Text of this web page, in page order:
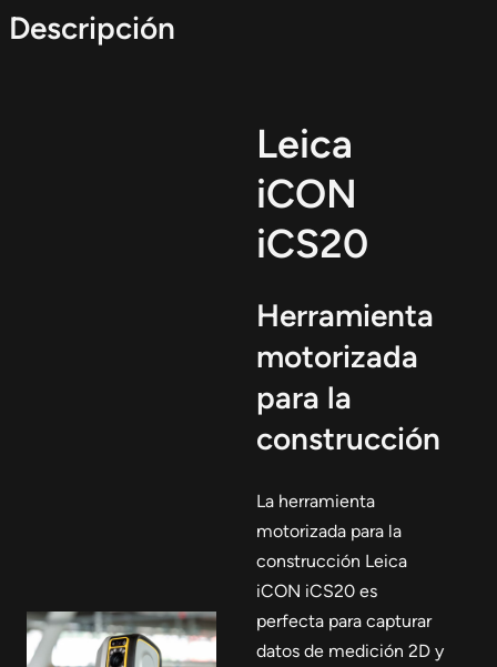
Descripción
Leica
iCON
iCS20
Herramienta
motorizada
para la
construcción
La herramienta
motorizada para la
construcción Leica
iCON iCS20 es
perfecta para capturar
datos de medición 2D y